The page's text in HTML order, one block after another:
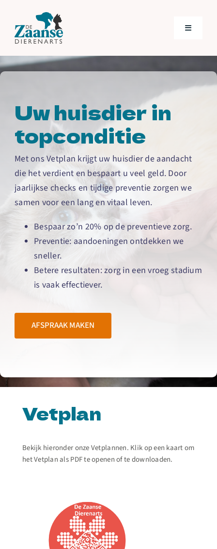
content
Toggle
Home
Over ons
Tarieven
VETplan
Contact
Uw huisdier in
topconditie
Met ons Vetplan krijgt uw huisdier de aandacht
die het verdient en bespaart u veel geld. Door
jaarlijkse checks en tijdige preventie zorgen we
samen voor een lang en vitaal leven.
Bespaar zo’n 20% op de preventieve zorg.
Preventie: aandoeningen ontdekken we
sneller.
Betere resultaten: zorg in een vroeg stadium
is vaak effectiever.
AFSPRAAK MAKEN
Vetplan
Bekijk hieronder onze Vetplannen. Klik op een kaart om
het Vetplan als PDF te openen of te downloaden.